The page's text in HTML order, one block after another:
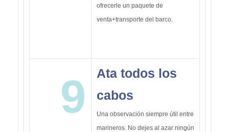
ofrecerle un paquete de
venta+transporte del barco.
9
Ata todos los
cabos
Una observación siempre útil entre
marineros. No dejes al azar ningún